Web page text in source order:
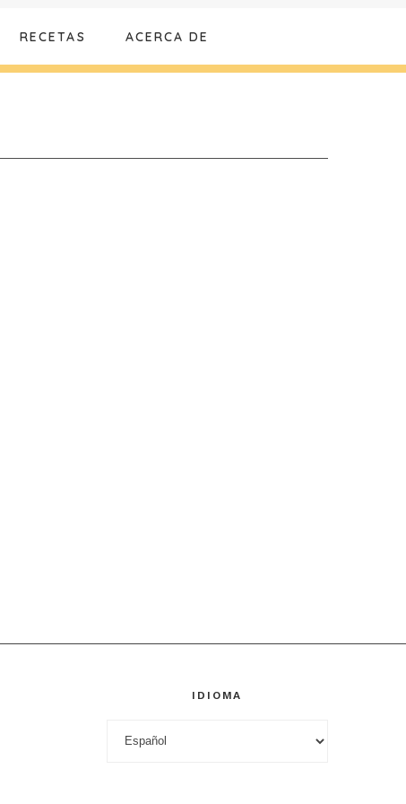
RECETAS ACERCA DE
IDIOMA